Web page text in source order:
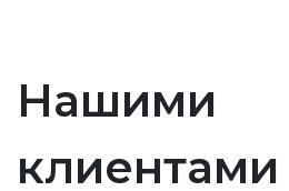
Нашими
клиентами